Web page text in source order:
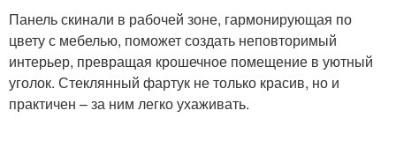
Панель скинали в рабочей зоне, гармонирующая по
цвету с мебелью, поможет создать неповторимый
интерьер, превращая крошечное помещение в уютный
уголок. Стеклянный фартук не только красив, но и
практичен – за ним легко ухаживать.